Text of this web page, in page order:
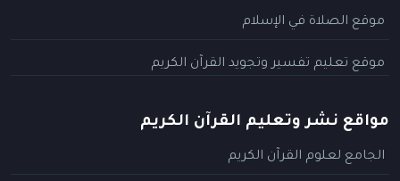
موقع الصلاة في الإسلام
موقع تعليم تفسير وتجويد القرآن الكريم
مواقع نشر وتعليم القرآن الكريم
الجامع لعلوم القرآن الكريم